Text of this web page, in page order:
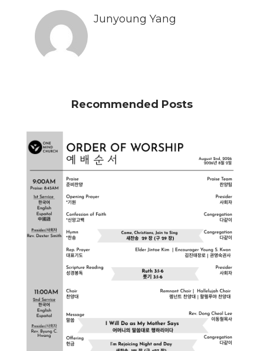
Junyoung Yang
Recommended Posts